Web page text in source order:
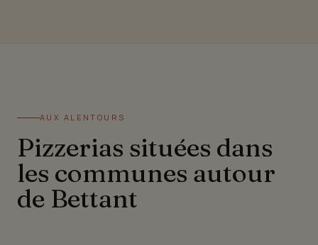
AUX ALENTOURS
Pizzerias situées dans
les communes autour
de Bettant